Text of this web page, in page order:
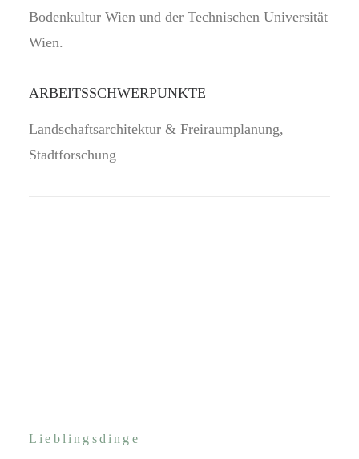
Bodenkultur Wien und der Technischen Universität
Wien.
ARBEITSSCHWERPUNKTE
Landschaftsarchitektur & Freiraumplanung,
Stadtforschung
Lieblingsdinge